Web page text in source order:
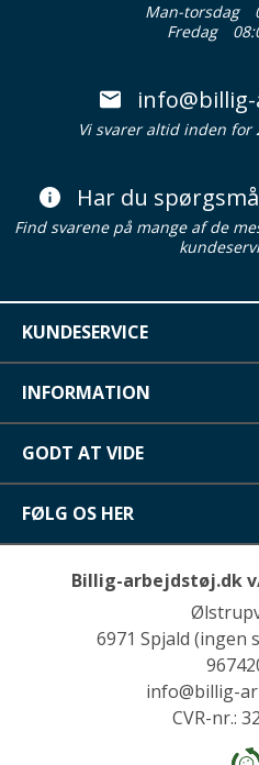
Man-torsdag
Fredag
Vi svarer altid inden for
Har du
Find svarene på mange af de
KUNDESERVICE
INFORMATION
GODT AT VIDE
FØLG OS HER
Billig-arbejdstøj.dk
6971 Spjald (ingen
info@billig-
CVR-nr.: